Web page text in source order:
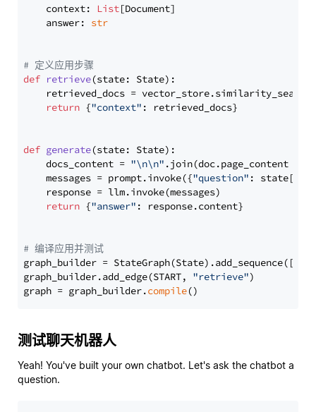
    context:
List[Document]
    answer:
str
# 定义应用步骤
def retrieve(state: State):
retrieved_docs =
return {"context" : retrieved_docs}
def generate(state: State):
    docs_content =
"\n\n" .join(doc.page_content
    messages = prompt.invoke({
"question" : state[
    response = llm.invoke(messages)
return {"answer" : response.content}
# 编译应用并测试
graph_builder =
graph_builder.add_edge(START, "retrieve")
graph = graph_builder.compile
测试聊天机器人
Yeah! You've built your own chatbot. Let's ask the chatbot a
question.